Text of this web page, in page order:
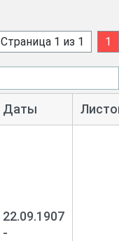
Страница 1 из 1 1
Даты
22.09.1907
-